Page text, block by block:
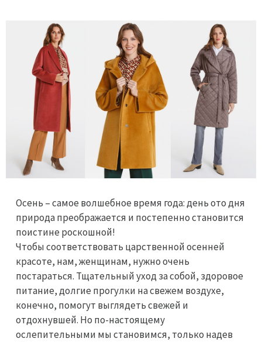
Осень – самое волшебное время года: день ото дня
природа преображается и постепенно становится
поистине роскошной!
Чтобы соответствовать царственной осенней
красоте, нам, женщинам, нужно очень
постараться. Тщательный уход за собой, здоровое
питание, долгие прогулки на свежем воздухе,
конечно, помогут выглядеть свежей и
отдохнувшей. Но по-настоящему
ослепительными мы становимся, только надев